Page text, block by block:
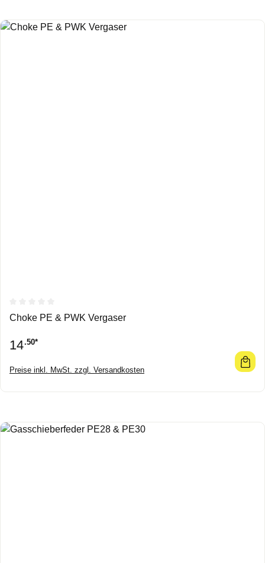
Durchschnittliche Bewertung von 0 von 5 Sternen
Choke PE & PWK Vergaser
14.50*
Preise inkl. MwSt. zzgl. Versandkosten